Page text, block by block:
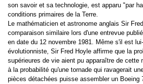
son savoir et sa technologie, est apparu "par
conditions primaires de la Terre.
Le mathématicien et astronome anglais Sir
comparaison similaire lors d'une entrevue
en date du 12 novembre 1981. Même s'il est
évolutionniste, Sir Fred Hoyle affirme que la
supérieures de vie aient pu apparaître de cette
à la probabilité qu'une tornade qui ravagerait
pièces détachées puisse assembler un Boeing